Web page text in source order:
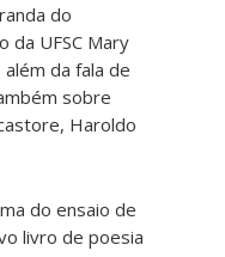
do
da UFSC Mary
da fala de
sobre
Haroldo
do ensaio de
livro de poesia